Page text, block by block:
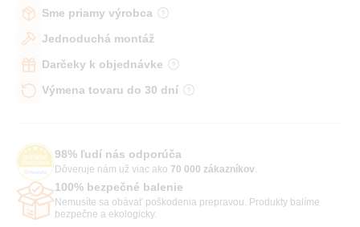
Sme priamy výrobca
Jednoduchá montáž
Darčeky k objednávke
Výmena tovaru do 30 dní
98% ľudí nás odporúča
Dôveruje nám už viac ako 70 000 zákazníkov
100% bezpečné balenie
Nemusíte sa obávať poškodenia prepravou. Produkty balíme
bezpečne a ekologicky.